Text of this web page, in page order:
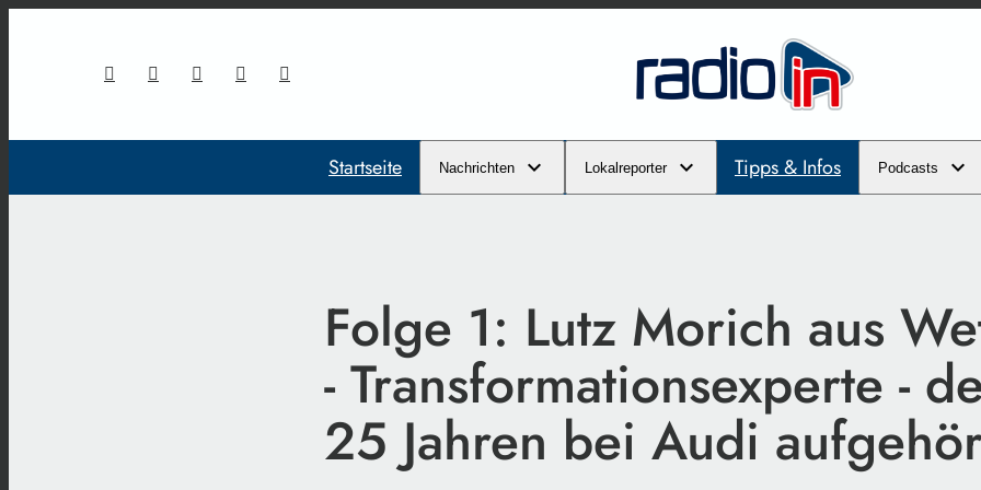
Startseite Nachrichten Lokalreporter Tipps & Infos Podcasts
Folge 1: Lutz Morich aus
- Transformationsexperte -
25 Jahren bei Audi